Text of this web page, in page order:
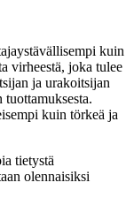
kuin
virheestä, joka tulee
ja urakoitsijan
kuin törkeä ja
tietystä
olennaisiksi